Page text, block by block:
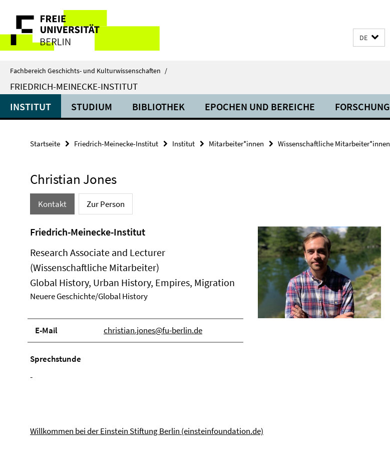
direkt
Inhalt
Service-
Navigation
DE
Fachbereich Geschichts- und Kulturwissenschaften /
FRIEDRICH-MEINECKE-INSTITUT
INSTITUT STUDIUM BIBLIOTHEK EPOCHEN UND BEREICHE FORSCHUNG
Startseite Friedrich-Meinecke-Institut Institut Mitarbeiter*innen Wissenschaftliche Mitarbeiter*innen
Christian Jones
Kontakt Zur Person
Friedrich-Meinecke-Institut
Research Associate and Lecturer
(Wissenschaftliche Mitarbeiter)
Global History, Urban History, Empires, Migration
Neuere Geschichte/Global History
E-Mail christian.jones@fu-berlin.de
Sprechstunde
-
Willkommen bei der Einstein Stiftung Berlin (einsteinfoundation.de)